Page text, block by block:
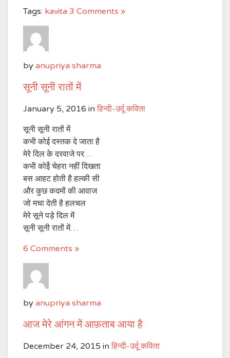
Tags: kavita 3 Comments »
by anupriya sharma
सूनी सूनी रातों में
January 5, 2016 in हिन्दी-उर्दू कविता
सूनी सूनी रातों में
कभी कोई दस्तक दे जाता है
मेरे दिल के दरवाजे पर…
कभी कोईे चेहरा नहीं दिखता
बस आहट होती है हल्की सी
और कुछ कदमों की आवाज
जो मचा देती है हलचल
मेरे सूने पड़े दिल में
सूनी सूनी रातों में…
6 Comments »
by anupriya sharma
आज मेरे आंगन में आफ़ताब आया है
December 24, 2015 in हिन्दी-उर्दू कविता